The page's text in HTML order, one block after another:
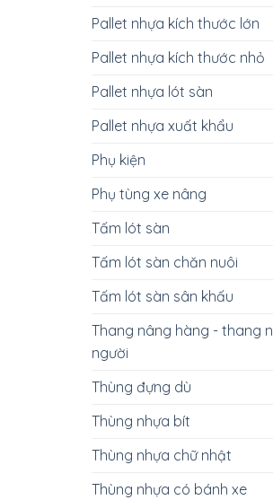
Pallet nhựa kích thước lớn
Pallet nhựa kích thước nhỏ
Pallet nhựa lót sàn
Pallet nhựa xuất khẩu
Phụ kiện
Phụ tùng xe nâng
Tấm lót sàn
Tấm lót sàn chăn nuôi
Tấm lót sàn sân khấu
Thang nâng hàng - thang
người
Thùng đựng dù
Thùng nhựa bít
Thùng nhựa chữ nhật
Thùng nhựa có bánh xe